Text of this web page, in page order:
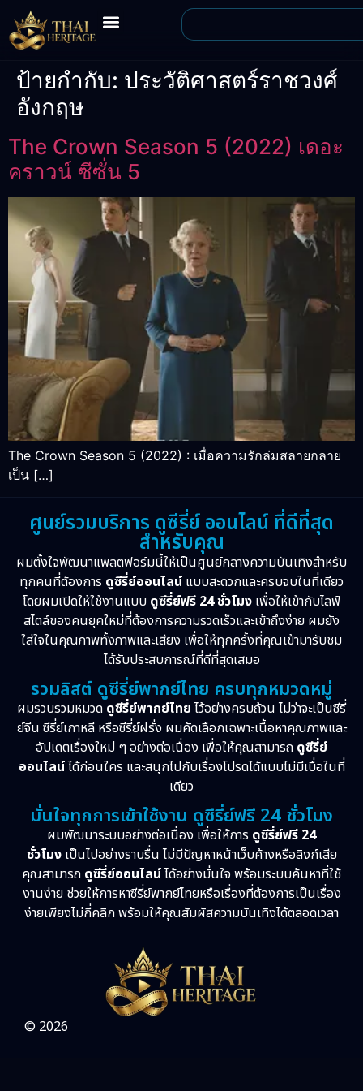
ป้ายกำกับ: ประวัติศาสตร์ราชวงศ์
อังกฤษ
The Crown Season 5 (2022) เดอะ
คราวน์ ซีซั่น 5
The Crown Season 5 (2022) : เมื่อความรักล่มสลายกลาย
เป็น […]
ศูนย์รวมบริการ ดูซีรี่ย์ ออนไลน์ ที่ดีที่สุด
สำหรับคุณ
ผมตั้งใจพัฒนาแพลตฟอร์มนี้ให้เป็นศูนย์กลางความบันเทิงสำหรับ
ทุกคนที่ต้องการ ดูซีรี่ย์ออนไลน์ แบบสะดวกและครบจบในที่เดียว
โดยผมเปิดให้ใช้งานแบบ ดูซีรี่ย์ฟรี 24 ชั่วโมง เพื่อให้เข้ากับไลฟ์
สไตล์ของคนยุคใหม่ที่ต้องการความรวดเร็วและเข้าถึงง่าย ผมยัง
ใส่ใจในคุณภาพทั้งภาพและเสียง เพื่อให้ทุกครั้งที่คุณเข้ามารับชม
ได้รับประสบการณ์ที่ดีที่สุดเสมอ
รวมลิสต์ ดูซีรี่ย์พากย์ไทย ครบทุกหมวดหมู่
ผมรวบรวมหมวด ดูซีรี่ย์พากย์ไทย ไว้อย่างครบถ้วน ไม่ว่าจะเป็นซีรี่
ย์จีน ซีรี่ย์เกาหลี หรือซีรี่ย์ฝรั่ง ผมคัดเลือกเฉพาะเนื้อหาคุณภาพและ
อัปเดตเรื่องใหม่ ๆ อย่างต่อเนื่อง เพื่อให้คุณสามารถ ดูซีรี่ย์
ออนไลน์ได้ก่อนใคร และสนุกไปกับเรื่องโปรดได้แบบไม่มีเบื่อในที่
เดียว
มั่นใจทุกการเข้าใช้งาน ดูซีรี่ย์ฟรี 24 ชั่วโมง
ผมพัฒนาระบบอย่างต่อเนื่อง เพื่อให้การ ดูซีรี่ย์ฟรี 24
ชั่วโมงเป็นไปอย่างราบรื่น ไม่มีปัญหาหน้าเว็บค้างหรือลิงก์เสีย
คุณสามารถ ดูซีรี่ย์ออนไลน์ได้อย่างมั่นใจ พร้อมระบบค้นหาที่ใช้
งานง่าย ช่วยให้การหาซีรี่ย์พากย์ไทยหรือเรื่องที่ต้องการเป็นเรื่อง
ง่ายเพียงไม่กี่คลิก พร้อมให้คุณสัมผัสความบันเทิงได้ตลอดเวลา
© 2026